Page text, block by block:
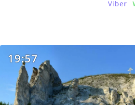
Viber
19:57